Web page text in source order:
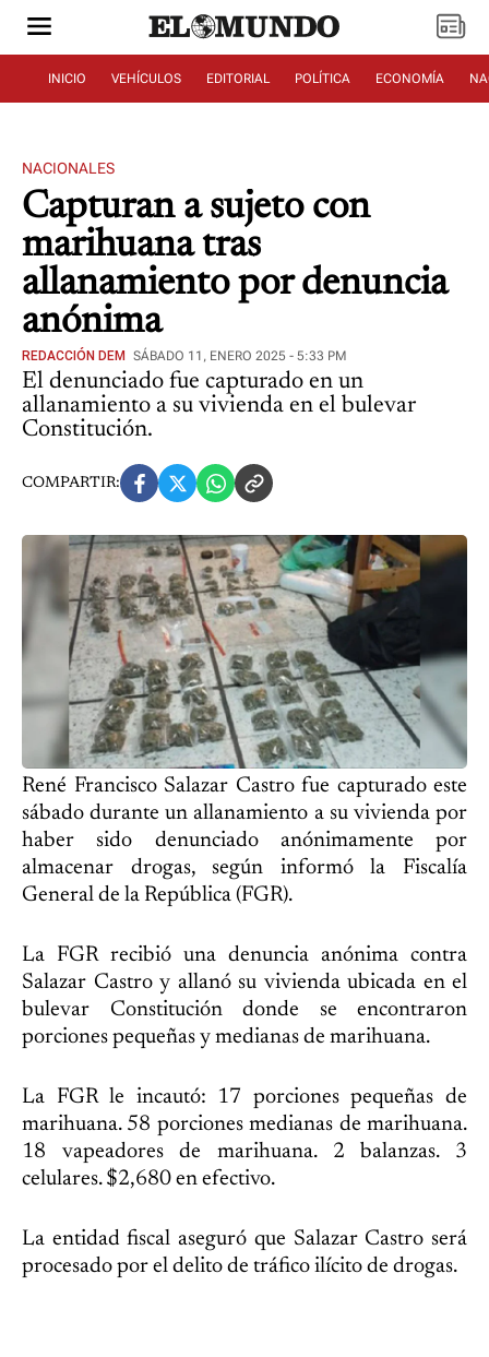
INICIO VEHÍCULOS EDITORIAL POLÍTICA ECONOMÍA
NACIONALES
Capturan a sujeto con
marihuana tras
allanamiento por denuncia
anónima
REDACCIÓN DEM SÁBADO 11, ENERO 2025 - 5:33 PM
El denunciado fue capturado en un
allanamiento a su vivienda en el bulevar
Constitución.
COMPARTIR:
René Francisco Salazar Castro fue capturado este
sábado durante un allanamiento a su vivienda por
haber sido denunciado anónimamente por
almacenar drogas, según informó la Fiscalía
General de la República (FGR).
La FGR recibió una denuncia anónima contra
Salazar Castro y allanó su vivienda ubicada en el
bulevar Constitución donde se encontraron
porciones pequeñas y medianas de marihuana.
La FGR le incautó: 17 porciones pequeñas de
marihuana. 58 porciones medianas de marihuana.
18 vapeadores de marihuana. 2 balanzas. 3
celulares. $2,680 en efectivo.
La entidad fiscal aseguró que Salazar Castro será
procesado por el delito de tráfico ilícito de drogas.